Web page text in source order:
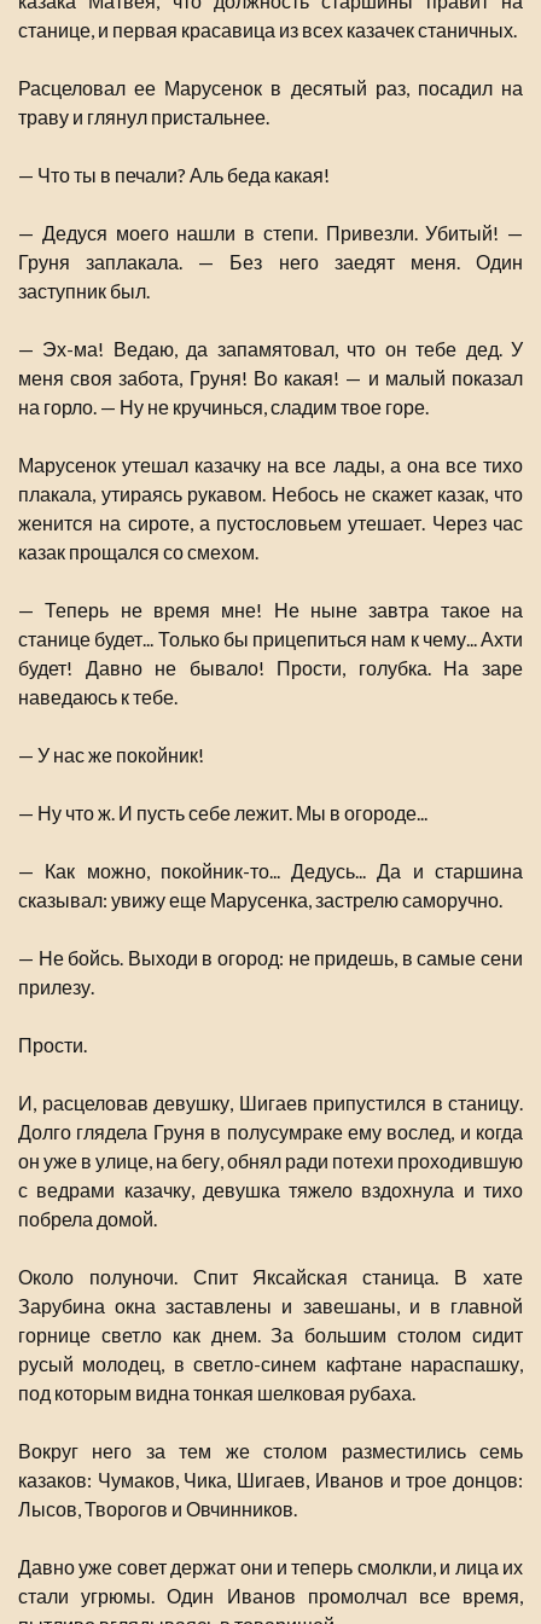
станице, и первая красавица из всех казачек станичных.
Расцеловал ее Марусенок в десятый раз, посадил на
траву и глянул пристальнее.
— Что ты в печали? Аль беда какая!
— Дедуся моего нашли в степи. Привезли. Убитый! —
Груня заплакала. — Без него заедят меня. Один
заступник был.
— Эх-ма! Ведаю, да запамятовал, что он тебе дед. У
меня своя забота, Груня! Во какая! — и малый показал
на горло. — Ну не кручинься, сладим твое горе.
Марусенок утешал казачку на все лады, а она все тихо
плакала, утираясь рукавом. Небось не скажет казак, что
женится на сироте, а пустословьем утешает. Через час
казак прощался со смехом.
— Теперь не время мне! Не ныне завтра такое на
станице будет... Только бы прицепиться нам к чему... Ахти
будет! Давно не бывало! Прости, голубка. На заре
наведаюсь к тебе.
— У нас же покойник!
— Ну что ж. И пусть себе лежит. Мы в огороде...
— Как можно, покойник-то... Дедусь... Да и старшина
сказывал: увижу еще Марусенка, застрелю саморучно.
— Не бойсь. Выходи в огород: не придешь, в самые сени
прилезу.
Прости.
И, расцеловав девушку, Шигаев припустился в станицу.
Долго глядела Груня в полусумраке ему вослед, и когда
он уже в улице, на бегу, обнял ради потехи проходившую
с ведрами казачку, девушка тяжело вздохнула и тихо
побрела домой.
Около полуночи. Спит Яксайская станица. В хате
Зарубина окна заставлены и завешаны, и в главной
горнице светло как днем. За большим столом сидит
русый молодец, в светло-синем кафтане нараспашку,
под которым видна тонкая шелковая рубаха.
Вокруг него за тем же столом разместились семь
казаков: Чумаков, Чика, Шигаев, Иванов и трое донцов:
Лысов, Творогов и Овчинников.
Давно уже совет держат они и теперь смолкли, и лица их
стали угрюмы. Один Иванов промолчал все время,